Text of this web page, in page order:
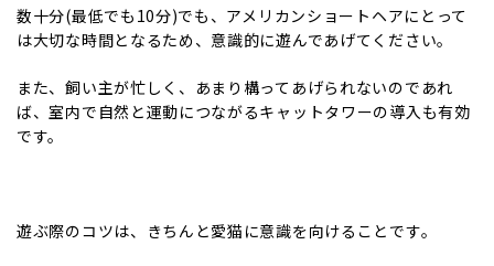
数十分(最低でも10分)でも、アメリカンショートヘアにとって
は大切な時間となるため、意識的に遊んであげてください。
また、飼い主が忙しく、あまり構ってあげられないのであれ
ば、室内で自然と運動につながるキャットタワーの導入も有効
です。
遊ぶ際のコツは、きちんと愛猫に意識を向けることです。